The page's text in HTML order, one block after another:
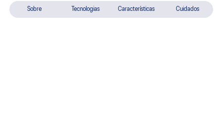
Sobre Tecnologias Características Cuidados